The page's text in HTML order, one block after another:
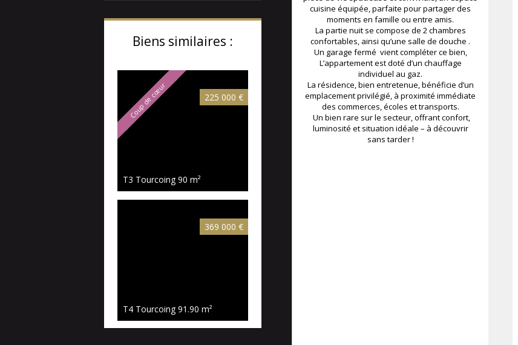
Biens similaires :
Coup de cœur 225 000 €
T3 Tourcoing90 m²
369 000 €
T4 Tourcoing91.90 m²
cuisine équipée, parfaite pour partager des
moments en famille ou entre amis.
La partie nuit se compose de 2 chambres
confortables, ainsi qu’une salle de douche .
Un garage fermé vient compléter ce bien,
L’appartement est doté d’un chauffage
individuel au gaz.
La résidence, bien entretenue, bénéficie d’un
emplacement privilégié, à proximité immédiate
des commerces, écoles et transports.
Un bien rare sur le secteur, offrant confort,
luminosité et situation idéale – à découvrir
sans tarder !